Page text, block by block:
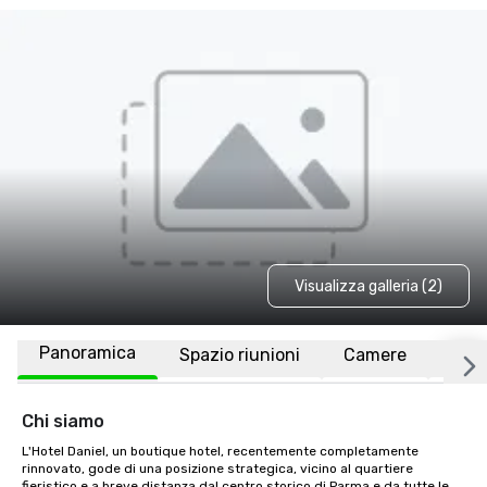
Visualizza galleria (2)
Panoramica Spazio riunioni Camere
Chi siamo
L'Hotel Daniel, un boutique hotel, recentemente completamente
rinnovato, gode di una posizione strategica, vicino al quartiere